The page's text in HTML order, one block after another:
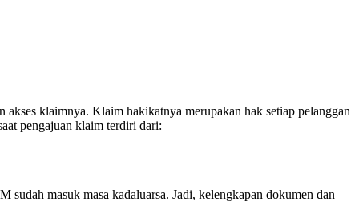
klaimnya. Klaim hakikatnya merupakan hak setiap pelanggan
pengajuan klaim terdiri dari:
masuk masa kadaluarsa. Jadi, kelengkapan dokumen dan